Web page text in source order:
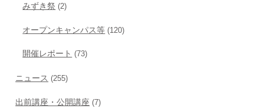
みずき祭 (2)
オープンキャンパス等 (120)
開催レポート (73)
ニュース (255)
出前講座・公開講座 (7)